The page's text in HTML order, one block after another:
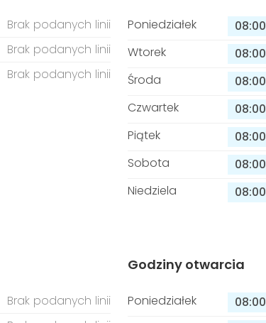
Brak podanych linii
Brak podanych linii
Brak podanych linii
Poniedziałek 08:00
Wtorek
08:00
Środa
08:00
Czwartek
08:00
Piątek
08:00
Sobota
08:00
Niedziela
08:00
Brak podanych linii
Godziny otwarcia
Poniedziałek 08:00